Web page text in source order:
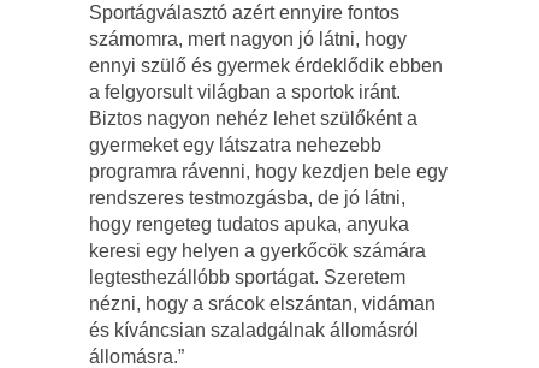
Sportágválasztó azért ennyire fontos
számomra, mert nagyon jó látni, hogy
ennyi szülő és gyermek érdeklődik ebben
a felgyorsult világban a sportok iránt.
Biztos nagyon nehéz lehet szülőként a
gyermeket egy látszatra nehezebb
programra rávenni, hogy kezdjen bele egy
rendszeres testmozgásba, de jó látni,
hogy rengeteg tudatos apuka, anyuka
keresi egy helyen a gyerkőcök számára
legtesthezállóbb sportágat. Szeretem
nézni, hogy a srácok elszántan, vidáman
és kíváncsian szaladgálnak állomásról
állomásra.”